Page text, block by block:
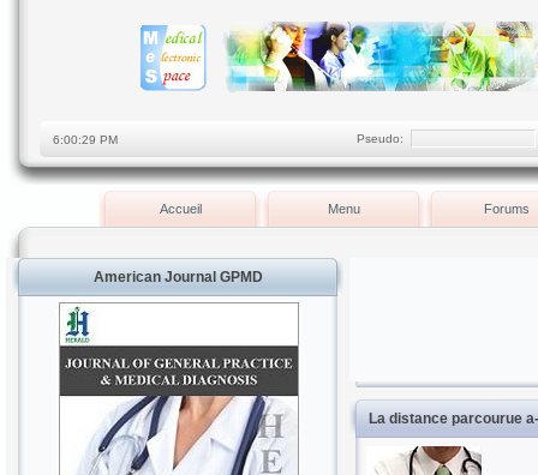
Pseudo:
Accueil Menu Forums
American Journal GPMD
La distance parcourue